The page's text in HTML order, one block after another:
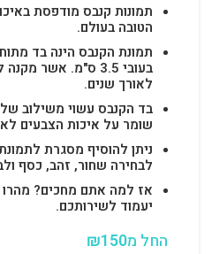
הטובה בעולם.
תמונת הקנבס הינה בד
בעובי 3.5 ס"מ. אשר
לאורך שנים.
בד הקנבס עשוי משילוב
שומר על איכות הצבעים
ניתן להוסיף מסגרת
לבחירה שחור, זהב, כסף
יעמוד לשירותכם.
החל מ ₪150